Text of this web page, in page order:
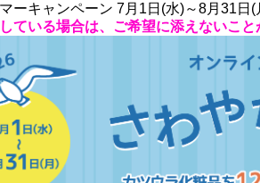
ーキャンペーン 7月1日(水)～8月31日(
ている場合は、ご希望に添えないこと